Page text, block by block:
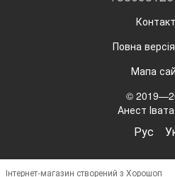
Повна
Мапа
©
Анест
Рус
Інтернет-магазин створений з Хорошоп